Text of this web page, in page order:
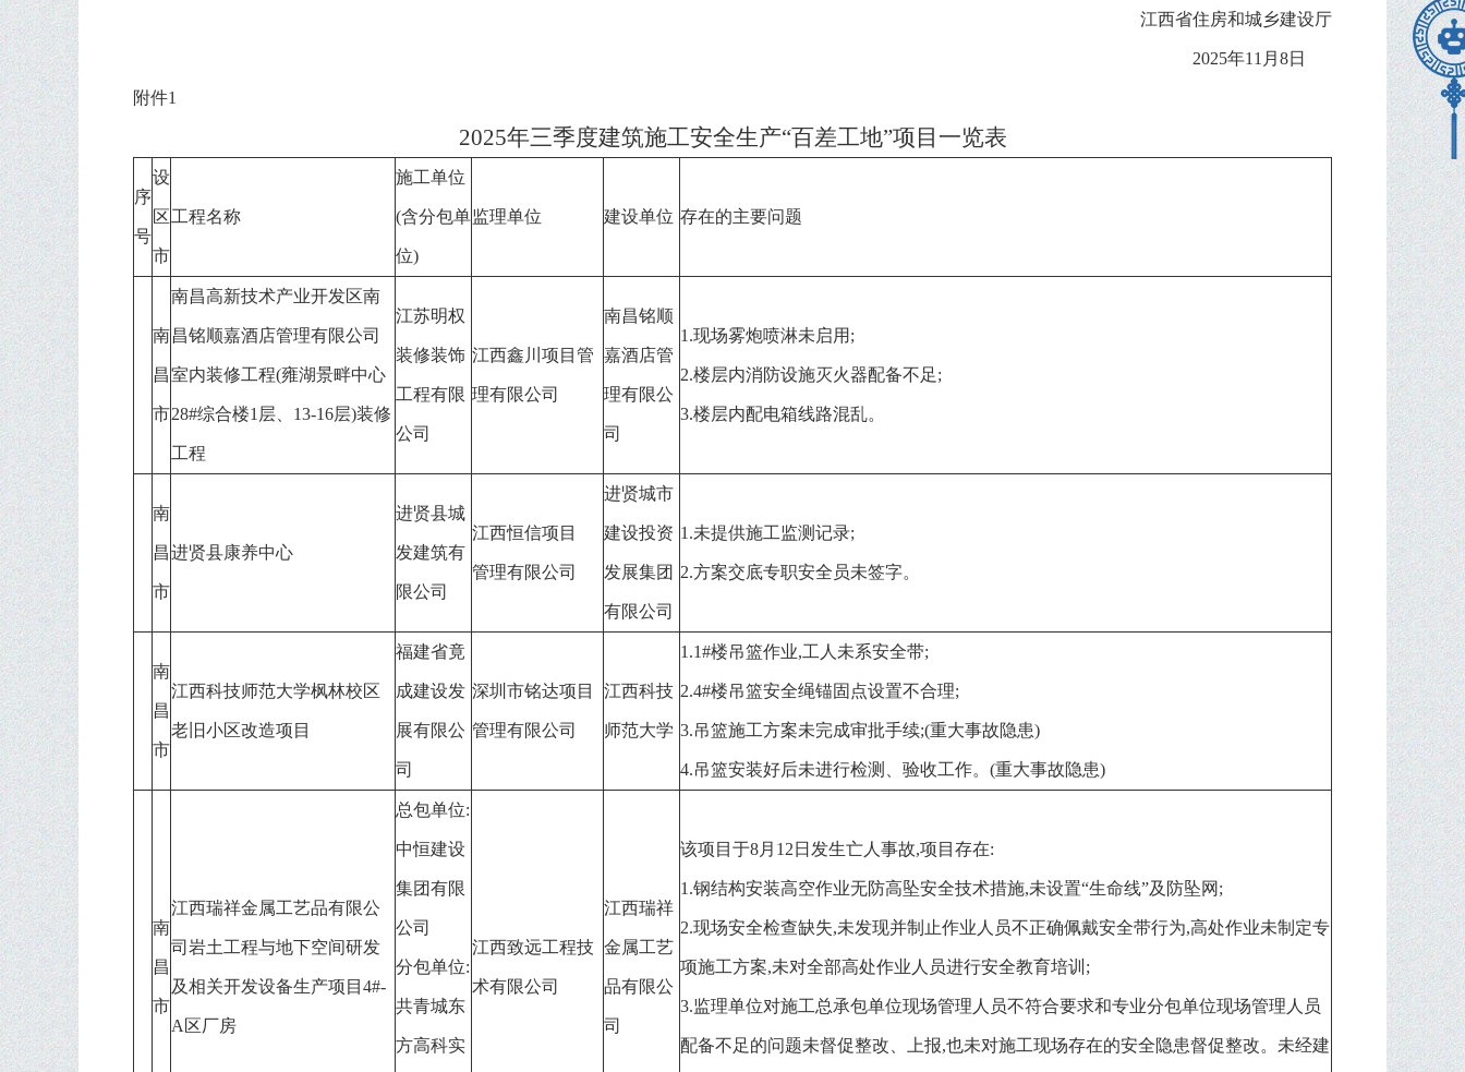
江西省住房和城乡建设厅
2025年11月8日
附件1
2025年三季度建筑施工安全生产“百差工地”项目一览表
序
号
设
区
市
工程名称
施工单位
(含分包单
位)
监理单位 建设单位 存在的主要问题
南
昌
市
南昌高新技术产业开发区南
昌铭顺嘉酒店管理有限公司
室内装修工程(雍湖景畔中心
28#综合楼1层、13-16层)装修
工程
江苏明权
装修装饰
工程有限
公司
江西鑫川项目管
理有限公司
南昌铭顺
嘉酒店管
理有限公
司
1.现场雾炮喷淋未启用;
2.楼层内消防设施灭火器配备不足;
3.楼层内配电箱线路混乱。
南
昌
市
进贤县康养中心
进贤县城
发建筑有
限公司
江西恒信项目
管理有限公司
进贤城市
建设投资
发展集团
有限公司
1.未提供施工监测记录;
2.方案交底专职安全员未签字。
南
昌
市
江西科技师范大学枫林校区
老旧小区改造项目
福建省竟
成建设发
展有限公
司
深圳市铭达项目
管理有限公司
江西科技
师范大学
1.1#楼吊篮作业,工人未系安全带;
2.4#楼吊篮安全绳锚固点设置不合理;
3.吊篮施工方案未完成审批手续;(重大事故隐患)
4.吊篮安装好后未进行检测、验收工作。(重大事故隐患)
南
昌
市
江西瑞祥金属工艺品有限公
司岩土工程与地下空间研发
及相关开发设备生产项目4#-
A区厂房
总包单位:
中恒建设
集团有限
公司
分包单位:
共青城东
方高科实
江西致远工程技
术有限公司
江西瑞祥
金属工艺
品有限公
司
该项目于8月12日发生亡人事故,项目存在:
1.钢结构安装高空作业无防高坠安全技术措施,未设置“生命线”及防坠网;
2.现场安全检查缺失,未发现并制止作业人员不正确佩戴安全带行为,高处作业未制定专
项施工方案,未对全部高处作业人员进行安全教育培训;
3.监理单位对施工总承包单位现场管理人员不符合要求和专业分包单位现场管理人员
配备不足的问题未督促整改、上报,也未对施工现场存在的安全隐患督促整改。未经建